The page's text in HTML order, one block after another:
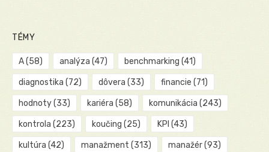
TÉMY
A(58) analýza (47) benchmarking (41)
diagnostika (72) dôvera (33) financie (71)
hodnoty(33) kariéra (58) komunikácia (243)
kontrola (223) koučing (25) KPI (43)
kultúra (42) manažment (313) manažér(93)